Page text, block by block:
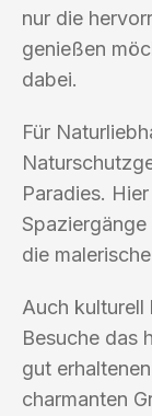
nur die
genießen
dabei.
Für
Paradies.
die
Auch kulturell
Besuche das
gut
charmanten